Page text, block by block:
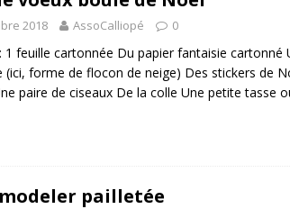
2018 AssoCalliopé 0
1 feuille cartonnée Du papier fantaisie cartonné
(ici, forme de flocon de neige) Des stickers de
paire de ciseaux De la colle Une petite tasse
pailletée